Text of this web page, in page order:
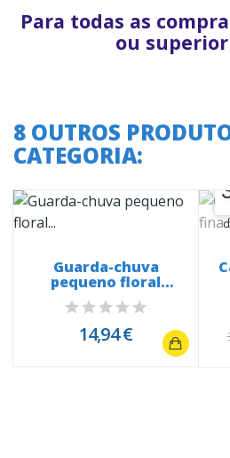
Para todas as
ou superior
8 OUTROS
CATEGORIA:
Guarda-chuva
pequeno floral
vibrante 26433
14,94 €